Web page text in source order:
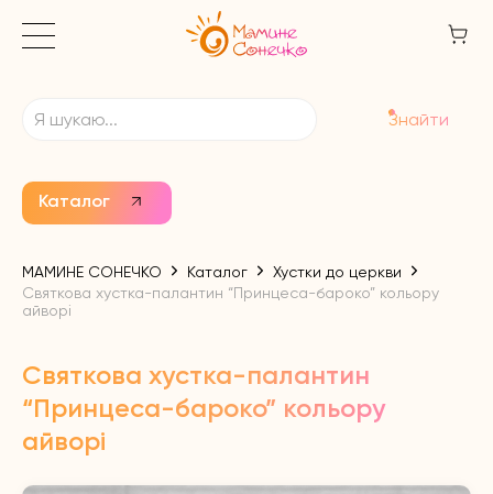
Каталог
Знайти
МАМИНЕ СОНЕЧКО Каталог
Хустки до церкви
Святкова хустка-палантин “Принцеса-бароко” кольору
айворі
Святкова хустка-палантин
“Принцеса-бароко” кольору
айворі